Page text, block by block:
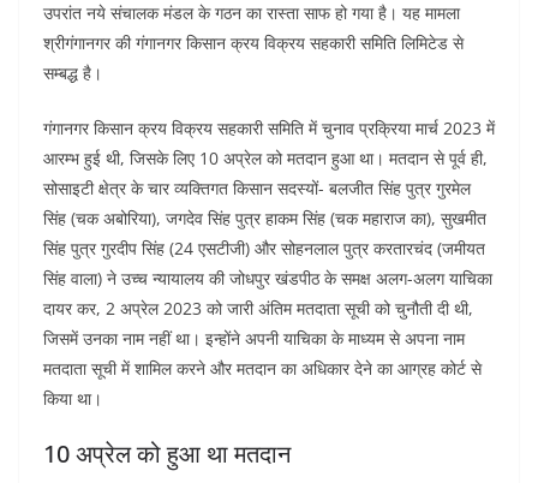
उपरांत नये संचालक मंडल के गठन का रास्ता साफ हो गया है। यह मामला
श्रीगंगानगर की गंगानगर किसान क्रय विक्रय सहकारी समिति लिमिटेड से
सम्बद्ध है।
गंगानगर किसान क्रय विक्रय सहकारी समिति में चुनाव प्रक्रिया मार्च 2023 में
आरम्भ हुई थी, जिसके लिए 10 अप्रेल को मतदान हुआ था। मतदान से पूर्व ही,
सोसाइटी क्षेत्र के चार व्यक्तिगत किसान सदस्यों- बलजीत सिंह पुत्र गुरमेल
सिंह (चक अबोरिया), जगदेव सिंह पुत्र हाकम सिंह (चक महाराज का), सुखमीत
सिंह पुत्र गुरदीप सिंह (24 एसटीजी) और सोहनलाल पुत्र करतारचंद (जमीयत
सिंह वाला) ने उच्च न्यायालय की जोधपुर खंडपीठ के समक्ष अलग-अलग याचिका
दायर कर, 2 अप्रेल 2023 को जारी अंतिम मतदाता सूची को चुनौती दी थी,
जिसमें उनका नाम नहीं था। इन्होंने अपनी याचिका के माध्यम से अपना नाम
मतदाता सूची में शामिल करने और मतदान का अधिकार देने का आग्रह कोर्ट से
किया था।
10 अप्रेल को हुआ था मतदान